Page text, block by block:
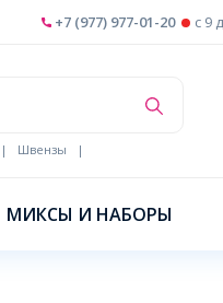
+7 (977) 977-01-20 c 9
| Швензы
|
МИКСЫ И НАБОРЫ